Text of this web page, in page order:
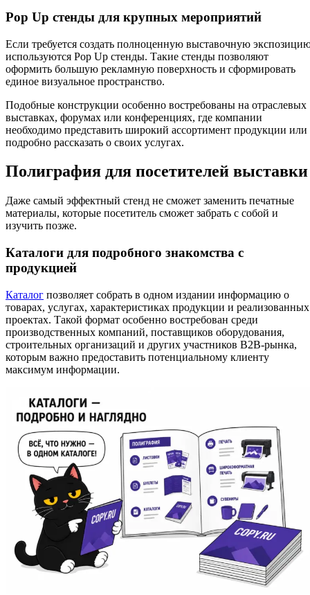
Pop Up стенды для крупных мероприятий
Если требуется создать полноценную выставочную
используются Pop Up стенды. Такие стенды позволяют
оформить большую рекламную поверхность и сформировать
единое визуальное пространство.
Подобные конструкции особенно востребованы на отраслевых
выставках, форумах или конференциях, где компании
необходимо представить широкий ассортимент продукции или
подробно рассказать о своих услугах.
Полиграфия для посетителей выставки
Даже самый эффектный стенд не сможет заменить печатные
материалы, которые посетитель сможет забрать с собой и
изучить позже.
Каталоги для подробного знакомства с
продукцией
Каталог позволяет собрать в одном издании информацию о
товарах, услугах, характеристиках продукции и реализованных
проектах. Такой формат особенно востребован среди
производственных компаний, поставщиков оборудования,
строительных организаций и других участников B2B-рынка,
которым важно предоставить потенциальному клиенту
максимум информации.